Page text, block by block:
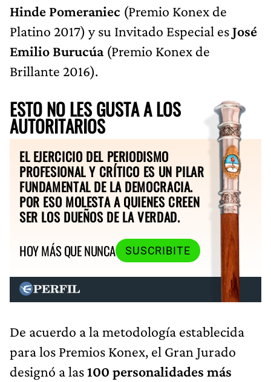
Hinde Pomeraniec (Premio Konex de
Platino 2017) y su Invitado Especial esJosé
Emilio Burucúa (Premio Konex de
Brillante 2016).
ESTO NO LES GUSTA A LOS
AUTORITARIOS
EL EJERCICIO DEL PERIODISMO
PROFESIONAL Y CRÍTICO ES UN PILAR
FUNDAMENTAL DE LA DEMOCRACIA.
POR ESO MOLESTA A QUIENES CREEN
SER LOS DUEÑOS DE LA VERDAD.
HOY MÁS QUE NUNCA
SUSCRIBITE
De acuerdo a la metodología establecida
para los Premios Konex, el Gran Jurado
designó a las100 personalidades más